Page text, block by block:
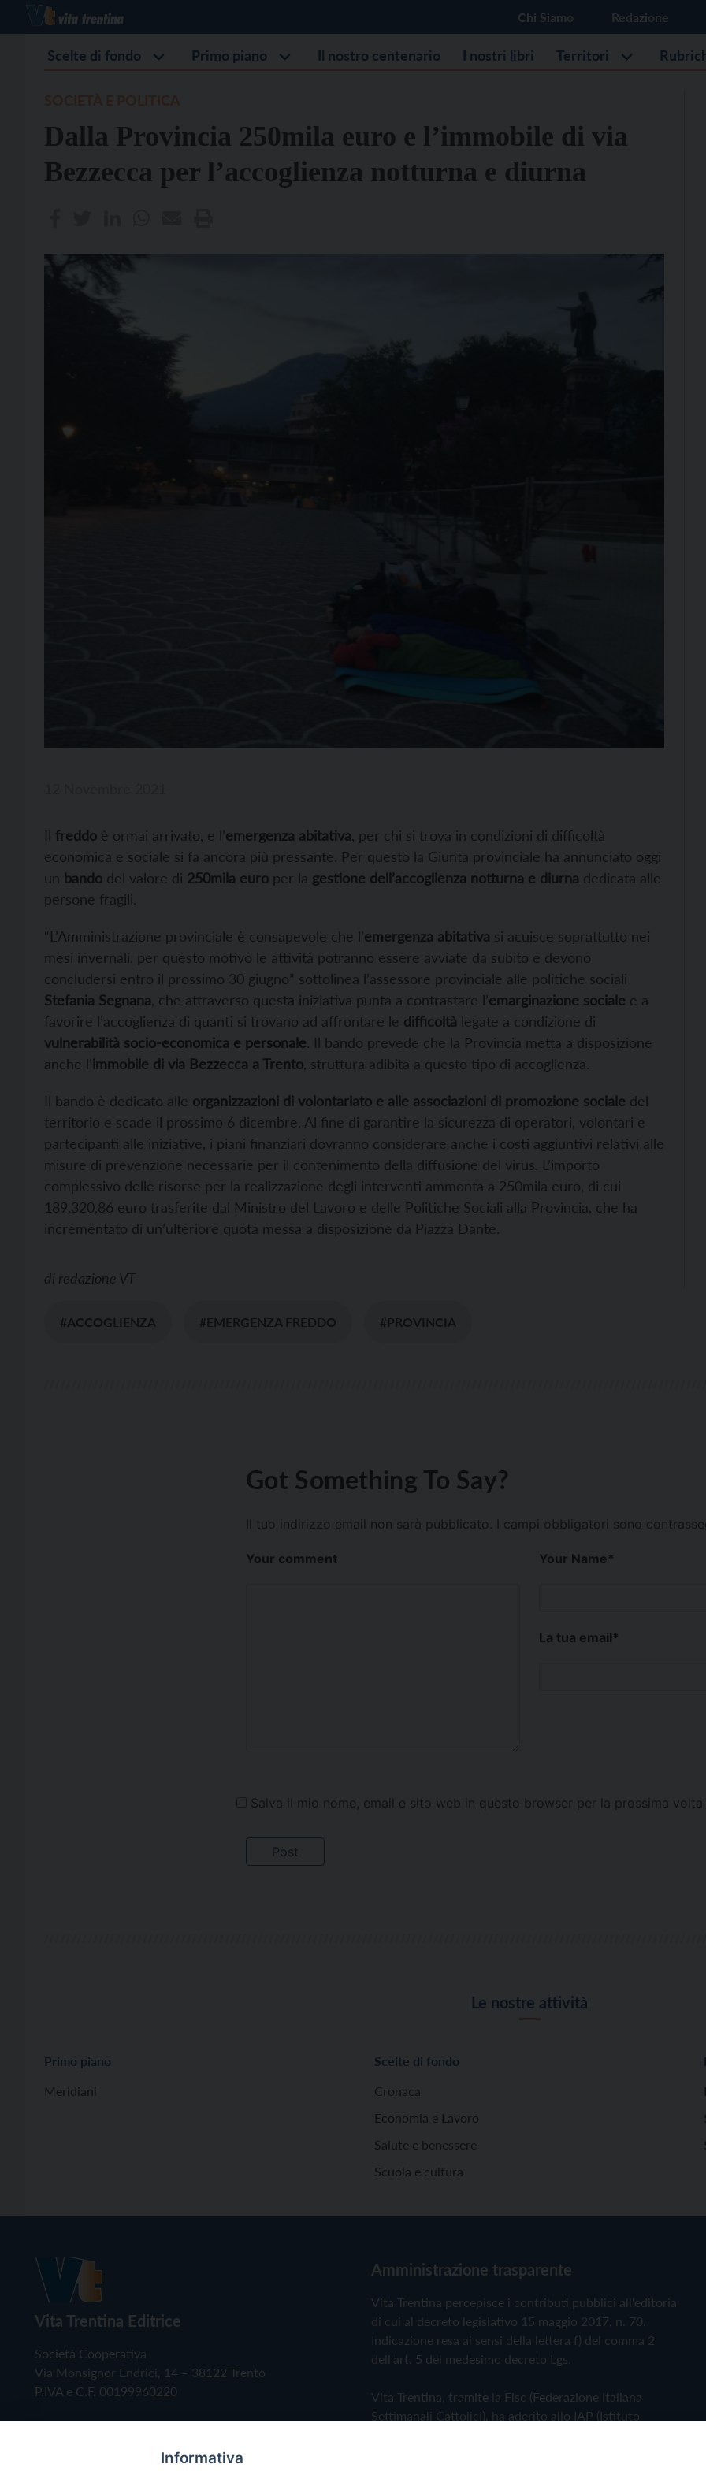
Chi Siamo Redazione
Scelte di fondo Primo piano Il nostro centenario I nostri libri Territori
Dalla Provincia 250mila euro e l’immobile di via
Bezzecca per l’accoglienza notturna e diurna
Il freddo è ormai arrivato, e l’emergenza abitativa , per chi si trova in condizioni di difficoltà
economica e sociale si fa ancora più pressante. Per questo la Giunta provinciale ha annunciato oggi
un bando del valore di 250mila euro per la gestione dell’accoglienza notturna e diurna dedicata alle
persone fragili.
“L’Amministrazione provinciale è consapevole che l’emergenza abitativa si acuisce soprattutto nei
mesi invernali, per questo motivo le attività potranno essere avviate da subito e devono
concludersi entro il prossimo 30 giugno” sottolinea l’assessore provinciale alle politiche sociali
Stefania Segnana , che attraverso questa iniziativa punta a contrastare l’emarginazione sociale e a
favorire l’accoglienza di quanti si trovano ad affrontare le difficoltà legate a condizione di
vulnerabilità socio-economica e personale. Il bando prevede che la Provincia metta a disposizione
anche l’immobile di via Bezzecca a Trento , struttura adibita a questo tipo di accoglienza.
Il bando è dedicato alle organizzazioni di volontariato e alle associazioni di promozione sociale del
territorio e scade il prossimo 6 dicembre. Al fine di garantire la sicurezza di operatori, volontari e
partecipanti alle iniziative, i piani finanziari dovranno considerare anche i costi aggiuntivi relativi alle
misure di prevenzione necessarie per il contenimento della diffusione del virus. L’importo
complessivo delle risorse per la realizzazione degli interventi ammonta a 250mila euro, di cui
189.320,86 euro trasferite dal Ministro del Lavoro e delle Politiche Sociali alla Provincia, che ha
incrementato di un’ulteriore quota messa a disposizione da Piazza Dante.
di redazione VT
#ACCOGLIENZA #EMERGENZA FREDDO #PROVINCIA
Got Something To Say?
Il tuo indirizzo email non sarà pubblicato. I campi obbligatori sono
Your comment Your Name*
La tua email*
Salva il mio nome, email e sito web in questo browser per la prossima volta
Le nostre attività
Primo piano
Meridiani
Scelte di fondo
Cronaca
Economia e Lavoro
Salute e benessere
Scuola e cultura
Vita Trentina Editrice
Società Cooperativa
Via Monsignor Endrici, 14 – 38122 Trento
P.IVA e C.F. 00199960220
Amministrazione trasparente
Vita Trentina percepisce i contributi pubblici all'editoria
di cui al decreto legislativo 15 maggio 2017, n. 70.
Indicazione resa ai sensi della lettera f) del comma 2
dell'art. 5 del medesimo decreto Lgs.
Vita Trentina, tramite la Fisc (Federazione Italiana
Settimanali Cattolici), ha aderito allo IAP (Istituto
Informativa